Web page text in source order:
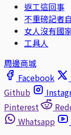
返工這回事
不重磅記者
女人沒有國
工具人
周邊商城
Facebook
Github
Pinterest
Whatsapp